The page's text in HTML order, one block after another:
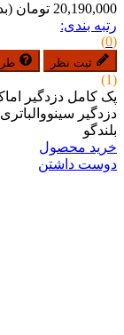
20,190,000 تومان
رتبه بندی:
(0)
ثبت نظر
(1)
پک کامل دزدگیر
بلندگو
خرید محصول
دوست داشتن